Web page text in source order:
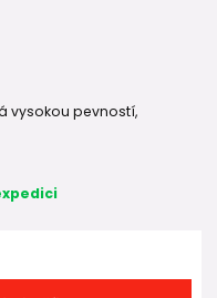
vysokou pevností,